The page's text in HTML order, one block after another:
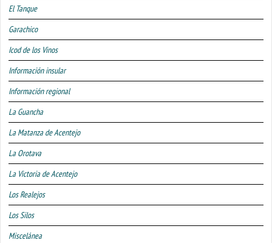
El Tanque
Garachico
Icod de los Vinos
Información insular
Información regional
La Guancha
La Matanza de Acentejo
La Orotava
La Victoria de Acentejo
Los Realejos
Los Silos
Miscelánea